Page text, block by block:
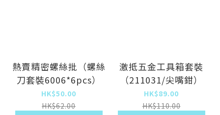
熱賣精密螺絲批（螺絲
刀套裝6006*6pcs）
HK$50.00
HK$62.00
激抵五金工具箱套裝
（211031/尖嘴鉗）
HK$89.00
HK$110.00